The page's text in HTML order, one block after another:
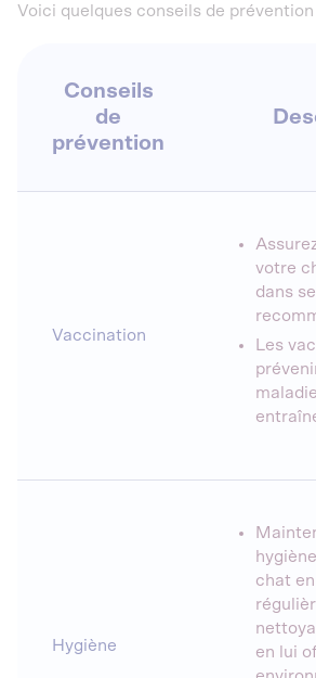
Voici quelques conseils de prévention
Conseils
de
prévention
Vaccination
votre
dans
Les
Hygiène
chat
en lui